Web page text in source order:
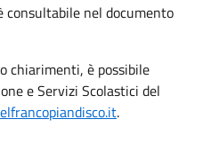
nel documento
chiarimenti, è possibile
e Servizi Scolastici del
.